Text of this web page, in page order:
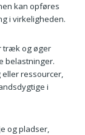
kan opføres
i virkeligheden.
træk og øger
belastninger.
ressourcer,
i
og pladser,